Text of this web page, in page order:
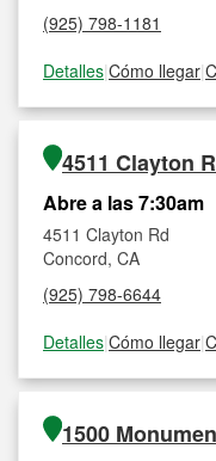
(925) 798-1181
Detalles|Cómo llegar|
4511 Clayton
Abre a las 7:30am
4511 Clayton Rd
Concord, CA
(925) 798-6644
Detalles|Cómo llegar|
1500